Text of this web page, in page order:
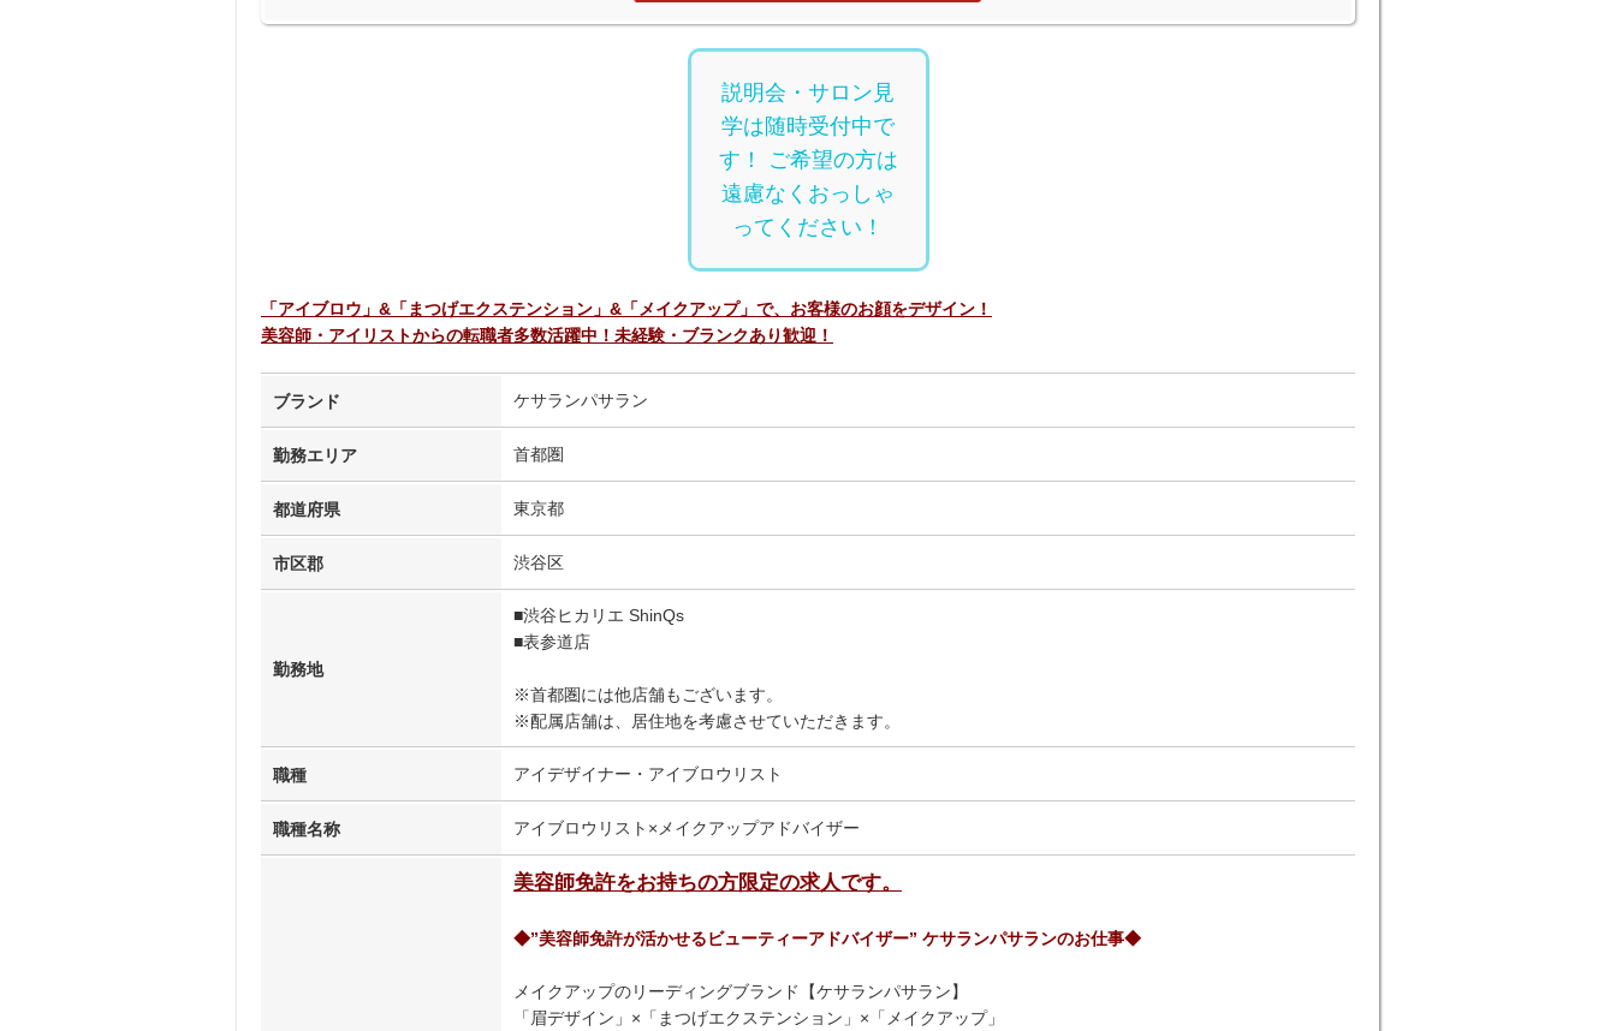
説明会・サロン見
学は随時受付中で
す！ ご希望の方は
遠慮なくおっしゃ
ってください！
「アイブロウ」&「まつげエクステンション」&「メイクアップ」で、お客様のお顔をデザイン！
美容師・アイリストからの転職者多数活躍中！未経験・ブランクあり歓迎！
ブランド ケサランパサラン
勤務エリア 首都圏
都道府県 東京都
市区郡 渋谷区
勤務地
■渋谷ヒカリエ ShinQs
■表参道店
※首都圏には他店舗もございます。
※配属店舗は、居住地を考慮させていただきます。
職種 アイデザイナー・アイブロウリスト
職種名称 アイブロウリスト×メイクアップアドバイザー
美容師免許をお持ちの方限定の求人です。
◆”美容師免許が活かせるビューティーアドバイザー” ケサランパサランのお仕事◆
メイクアップのリーディングブランド【ケサランパサラン】
「眉デザイン」×「まつげエクステンション」×「メイクアップ」